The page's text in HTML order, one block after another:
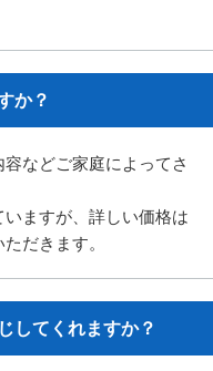
か？
などご家庭によってさ
ますが、詳しい価格は
だきます。
してくれますか？